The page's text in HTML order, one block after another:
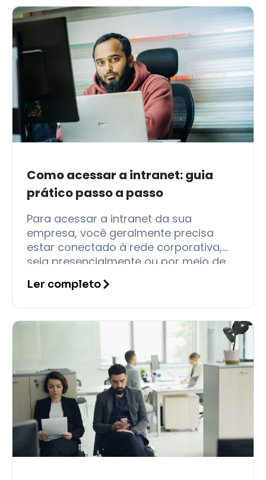
Como acessar a intranet: guia
prático passo a passo
Para acessar a intranet da sua
empresa, você geralmente precisa
estar conectado à rede corporativa,
seja presencialmente ou por meio de
uma VPN, e usar as credenciais
fornecidas pelo setor
Ler completo